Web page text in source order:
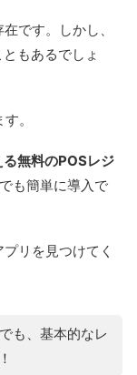
です。しかし、
もあるでしょ
。
無料のPOSレジ
も簡単に導入で
リを見つけてく
も、基本的なレ